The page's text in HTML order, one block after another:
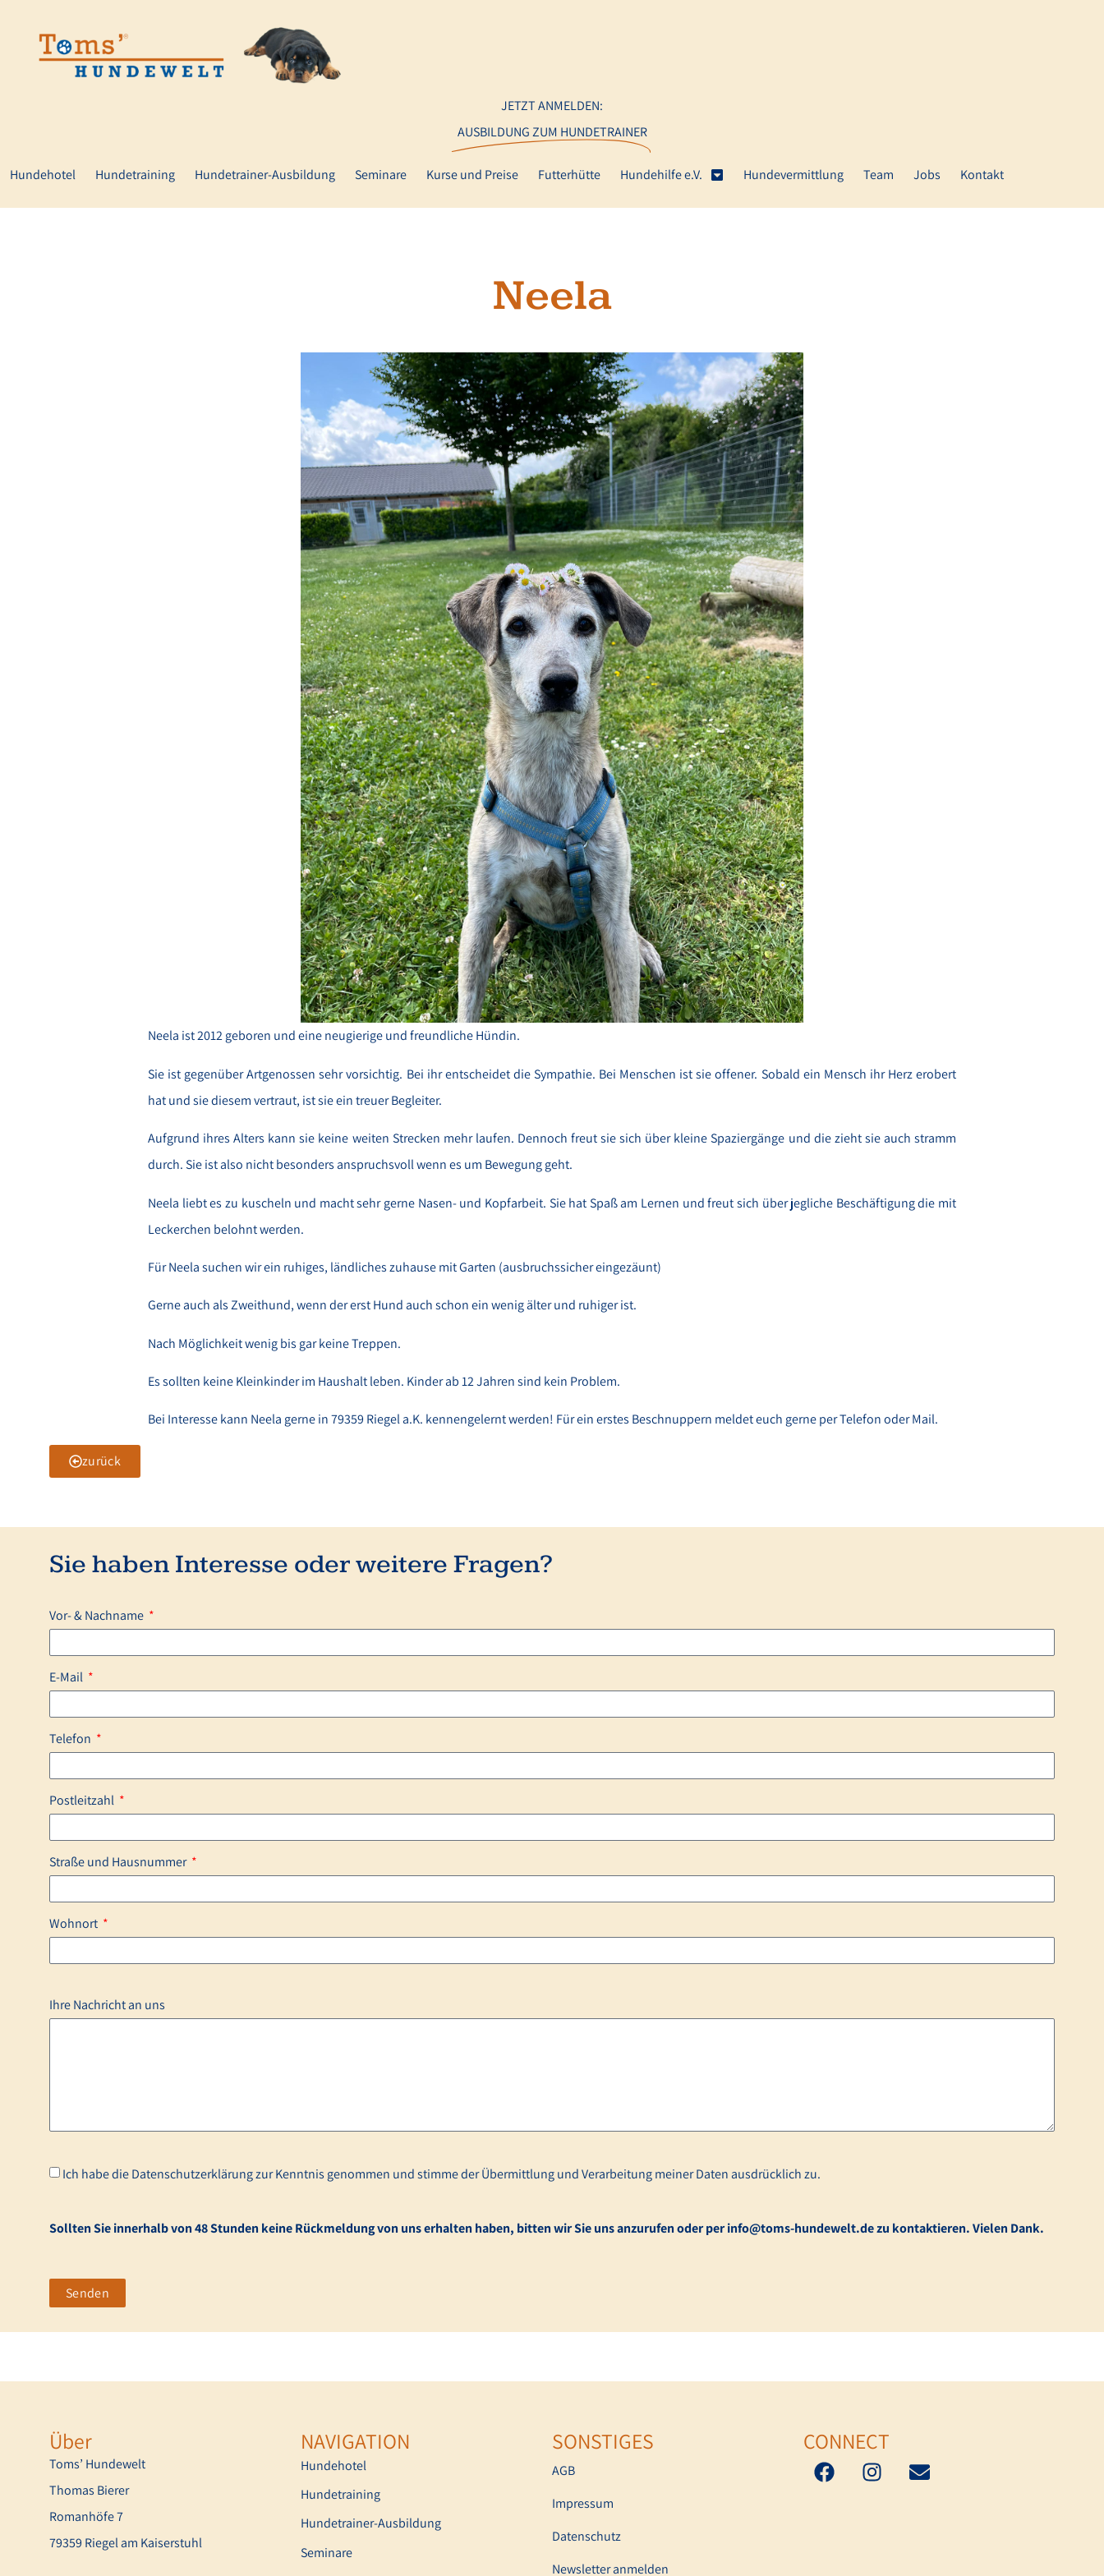
JETZT ANMELDEN:
AUSBILDUNG ZUM HUNDETRAINER
Hundehotel Hundetraining Hundetrainer-Ausbildung Seminare Kurse und Preise Futterhütte Hundehilfe e.V. Hundevermittlung Team Jobs Kontakt
Neela
Neela ist 2012 geboren und eine neugierige und freundliche Hündin.
Sie ist gegenüber Artgenossen sehr vorsichtig. Bei ihr entscheidet die Sympathie. Bei Menschen ist sie offener. Sobald ein Mensch ihr Herz erobert
hat und sie diesem vertraut, ist sie ein treuer Begleiter.
Aufgrund ihres Alters kann sie keine weiten Strecken mehr laufen. Dennoch freut sie sich über kleine Spaziergänge und die zieht sie auch stramm
durch. Sie ist also nicht besonders anspruchsvoll wenn es um Bewegung geht.
Neela liebt es zu kuscheln und macht sehr gerne Nasen- und Kopfarbeit. Sie hat Spaß am Lernen und freut sich über jegliche Beschäftigung die mit
Leckerchen belohnt werden.
Für Neela suchen wir ein ruhiges, ländliches zuhause mit Garten (ausbruchssicher eingezäunt)
Gerne auch als Zweithund, wenn der erst Hund auch schon ein wenig älter und ruhiger ist.
Nach Möglichkeit wenig bis gar keine Treppen.
Es sollten keine Kleinkinder im Haushalt leben. Kinder ab 12 Jahren sind kein Problem.
Bei Interesse kann Neela gerne in 79359 Riegel a.K. kennengelernt werden! Für ein erstes Beschnuppern meldet euch gerne per Telefon oder Mail.
zurück
Sie haben Interesse oder weitere Fragen?
Vor- & Nachname
E-Mail
Telefon
Postleitzahl
Straße und Hausnummer
Wohnort
Ihre Nachricht an uns
Ich habe die Datenschutzerklärung zur Kenntnis genommen und stimme der Übermittlung und Verarbeitung meiner Daten ausdrücklich zu.
Sollten Sie innerhalb von 48 Stunden keine Rückmeldung von uns erhalten haben, bitten wir Sie uns anzurufen oder per info@toms-hundewelt.de zu kontaktieren. Vielen Dank.
Senden
Über
Toms’ Hundewelt
Thomas Bierer
Romanhöfe 7
79359 Riegel am Kaiserstuhl
NAVIGATION
Hundehotel
Hundetraining
Hundetrainer-Ausbildung
Seminare
SONSTIGES
AGB
Impressum
Datenschutz
Newsletter anmelden
CONNECT